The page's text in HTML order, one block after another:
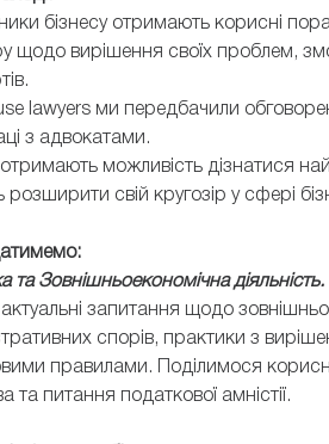
отримають корисні поради
щодо вирішення своїх проблем,
ми передбачили
з адвокатами.
можливість дізнатися
розширити свій кругозір у сфері
та Зовнішньоекономічна діяльність.
запитання щодо
спорів, практики з
правилами. Поділимося
та питання податкової амністії.